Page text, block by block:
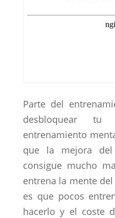
Parte del
desbloquear
entrenamiento
que la mejora
consigue mucho
entrena la mente
es que pocos
hacerlo y el coste